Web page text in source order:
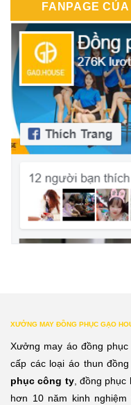
FANPAGE
XƯỞNG MAY ĐỒNG PHỤC GẠO
Xưởng may áo đồng
cấp các loại áo thun đồng
phục công ty, đồng phục
hơn 10 năm kinh